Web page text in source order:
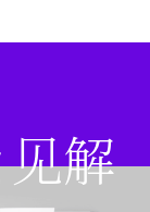
见解